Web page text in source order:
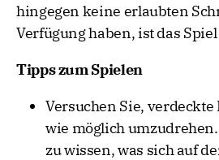
hingegen keine erlaubten
Verfügung haben, ist das
Tipps zum Spielen
Versuchen Sie,
wie möglich
zu wissen, was sich auf